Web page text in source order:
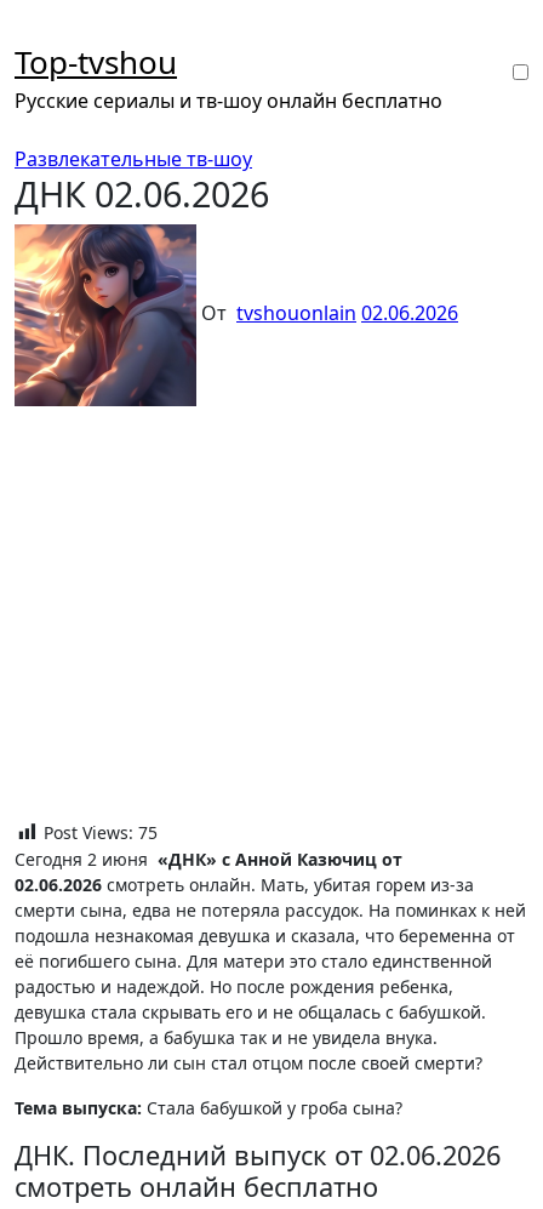
содержанию
Top-tvshou
Русские сериалы и тв-шоу онлайн бесплатно
Развлекательные тв-шоу
ДНК 02.06.2026
От tvshouonlain 02.06.2026
Post Views: 75
Сегодня 2 июня «ДНК» с Анной Казючиц от
02.06.2026 смотреть онлайн. Мать, убитая горем из-за
смерти сына, едва не потеряла рассудок. На поминках к ней
подошла незнакомая девушка и сказала, что беременна от
её погибшего сына. Для матери это стало единственной
радостью и надеждой. Но после рождения ребенка,
девушка стала скрывать его и не общалась с бабушкой.
Прошло время, а бабушка так и не увидела внука.
Действительно ли сын стал отцом после своей смерти?
Тема выпуска: Стала бабушкой у гроба сына?
ДНК. Последний выпуск от 02.06.2026
смотреть онлайн бесплатно